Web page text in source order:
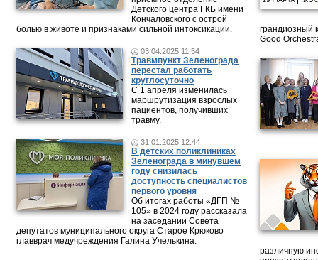
Детского центра ГКБ имени
Кончаловского с острой
болью в животе и признаками сильной интоксикации.
03.04.2025 11:54
Травмпункт Зеленограда
перестал работать
круглосуточно
С 1 апреля изменилась
маршрутизация взрослых
пациентов, получивших
травму.
31.01.2025 12:44
В детских поликлиниках
Зеленограда в минувшем
году снизилась
доступность специалистов
первого уровня
Об итогах работы «ДГП №
105» в 2024 году рассказала
на заседании Совета
депутатов муниципального округа Старое Крюково
главврач медучреждения Галина Учелькина.
грандиозный
Good
различную